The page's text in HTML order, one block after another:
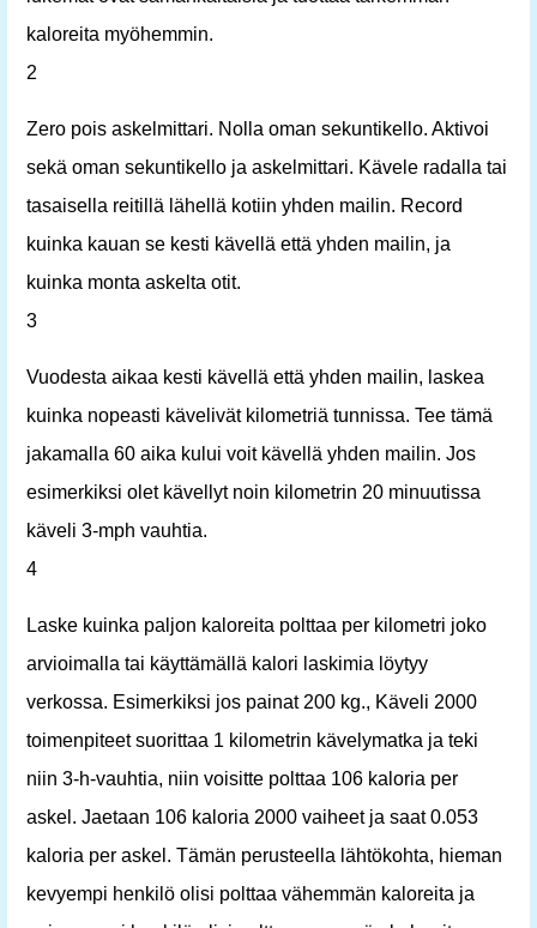
kaloreita myöhemmin.
2
Zero pois askelmittari. Nolla oman sekuntikello. Aktivoi
sekä oman sekuntikello ja askelmittari. Kävele radalla tai
tasaisella reitillä lähellä kotiin yhden mailin. Record
kuinka kauan se kesti kävellä että yhden mailin, ja
kuinka monta askelta otit.
3
Vuodesta aikaa kesti kävellä että yhden mailin, laskea
kuinka nopeasti kävelivät kilometriä tunnissa. Tee tämä
jakamalla 60 aika kului voit kävellä yhden mailin. Jos
esimerkiksi olet kävellyt noin kilometrin 20 minuutissa
käveli 3-mph vauhtia.
4
Laske kuinka paljon kaloreita polttaa per kilometri joko
arvioimalla tai käyttämällä kalori laskimia löytyy
verkossa. Esimerkiksi jos painat 200 kg., Käveli 2000
toimenpiteet suorittaa 1 kilometrin kävelymatka ja teki
niin 3-h-vauhtia, niin voisitte polttaa 106 kaloria per
askel. Jaetaan 106 kaloria 2000 vaiheet ja saat 0.053
kaloria per askel. Tämän perusteella lähtökohta, hieman
kevyempi henkilö olisi polttaa vähemmän kaloreita ja